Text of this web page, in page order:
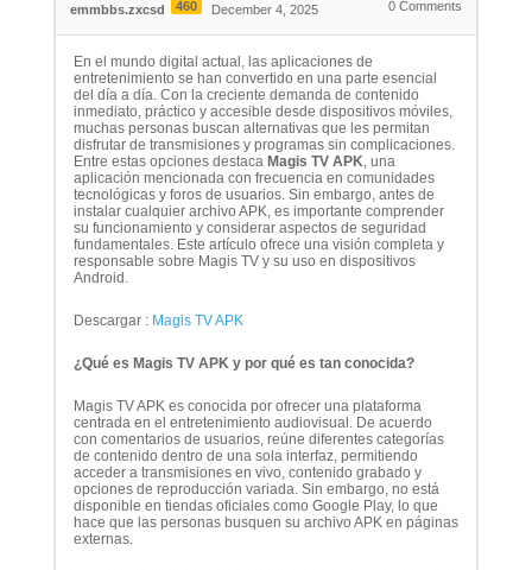
emmbbs.zxcsd 460 December 4, 2025 0 Comments
En el mundo digital actual, las aplicaciones de
entretenimiento se han convertido en una parte esencial
del día a día. Con la creciente demanda de contenido
inmediato, práctico y accesible desde dispositivos móviles,
muchas personas buscan alternativas que les permitan
disfrutar de transmisiones y programas sin complicaciones.
Entre estas opciones destaca Magis TV APK , una
aplicación mencionada con frecuencia en comunidades
tecnológicas y foros de usuarios. Sin embargo, antes de
instalar cualquier archivo APK, es importante comprender
su funcionamiento y considerar aspectos de seguridad
fundamentales. Este artículo ofrece una visión completa y
responsable sobre Magis TV y su uso en dispositivos
Android.
Descargar : Magis TV APK
¿Qué es Magis TV APK y por qué es tan conocida?
Magis TV APK es conocida por ofrecer una plataforma
centrada en el entretenimiento audiovisual. De acuerdo
con comentarios de usuarios, reúne diferentes categorías
de contenido dentro de una sola interfaz, permitiendo
acceder a transmisiones en vivo, contenido grabado y
opciones de reproducción variada. Sin embargo, no está
disponible en tiendas oficiales como Google Play, lo que
hace que las personas busquen su archivo APK en páginas
externas.